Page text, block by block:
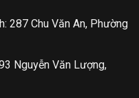
287 Chu Văn An, Phường
Nguyễn Văn Lượng,